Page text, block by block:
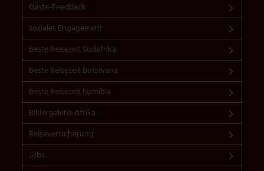
Gäste-Feedback
soziales Engagement
beste Reisezeit Südafrika
beste Reisezeit Botswana
beste Reisezeit Namibia
Bildergalerie Afrika
Reiseversicherung
Jobs